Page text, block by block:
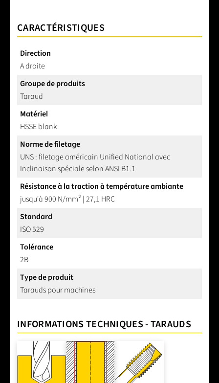
CARACTÉRISTIQUES
Direction
A droite
Groupe de produits
Taraud
Matériel
HSSE blank
Norme de filetage
UNS : filetage américain Unified National avec
Inclinaison spéciale selon ANSI B1.1
Résistance à la traction à température ambiante
jusqu'à 900 N/mm² | 27,1 HRC
Standard
ISO 529
Tolérance
2B
Type de produit
Tarauds pour machines
INFORMATIONS TECHNIQUES - TARAUDS